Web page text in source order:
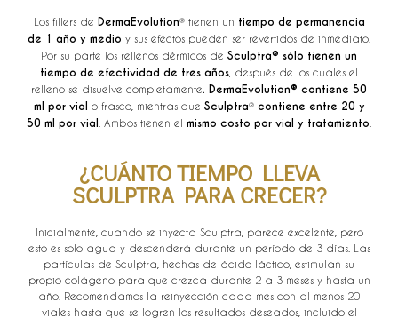
Los fillers de DermaEvolution® tienen un tiempo de permanencia
de 1 año y medio y sus efectos pueden ser revertidos de inmediato.
Por su parte los rellenos dérmicos de Sculptra® sólo tienen un
tiempo de efectividad de tres años , después de los cuales el
relleno se disuelve completamente. DermaEvolution® contiene 50
ml por vial o frasco, mientras que Sculptra® contiene entre 20 y
50 ml por vial
. Ambos tienen el mismo costo por vial y tratamiento
¿CUÁNTO TIEMPO LLEVA
SCULPTRA PARA CRECER?
Inicialmente, cuando se inyecta Sculptra, parece excelente, pero
esto es solo agua y descenderá durante un período de 3 días. Las
partículas de Sculptra, hechas de ácido láctico, estimulan su
propio colágeno para que crezca durante 2 a 3 meses y hasta un
año. Recomendamos la reinyección cada mes con al menos 20
viales hasta que se logren los resultados deseados, incluido el